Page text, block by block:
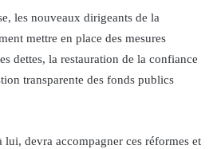
les nouveaux dirigeants de la
mettre en place des mesures
dettes, la restauration de la confiance
transparente des fonds publics
devra accompagner ces réformes et